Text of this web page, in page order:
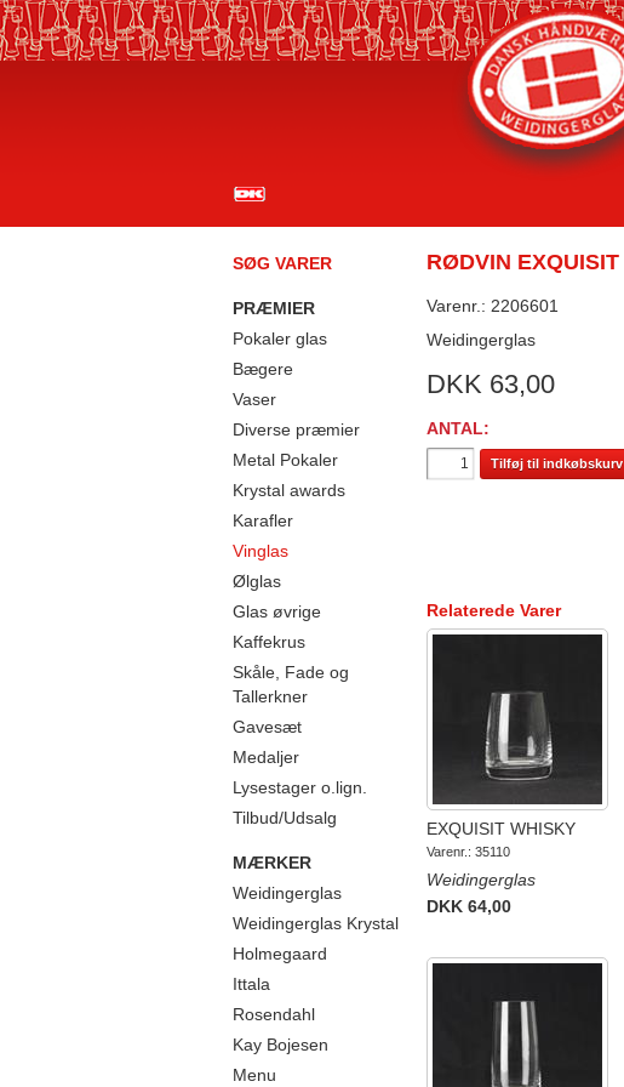
SØG VARER
PRÆMIER
Pokaler glas
Bægere
Vaser
Diverse præmier
Metal Pokaler
Krystal awards
Karafler
Vinglas
Ølglas
Glas øvrige
Kaffekrus
Skåle, Fade og
Tallerkner
Gavesæt
Medaljer
Lysestager o.lign.
Tilbud/Udsalg
MÆRKER
Weidingerglas
Weidingerglas Krystal
Holmegaard
Ittala
Rosendahl
Kay Bojesen
Menu
RØDVIN EXQUISIT
Varenr.: 2206601
Weidingerglas
DKK 63,00
ANTAL:
Tilføj til indkøbskurv
Relaterede Varer
EXQUISIT WHISKY
Varenr.: 35110
Weidingerglas
DKK 64,00